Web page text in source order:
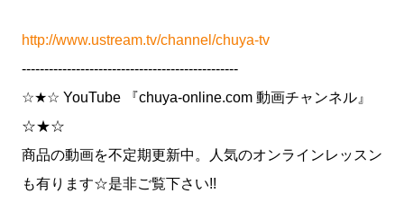
http://www.ustream.tv/channel/chuya-tv
------------------------------------------------
☆★☆ YouTube 『chuya-online.com 動画チャンネル』
☆★☆
商品の動画を不定期更新中。人気のオンラインレッスン
も有ります☆是非ご覧下さい!!